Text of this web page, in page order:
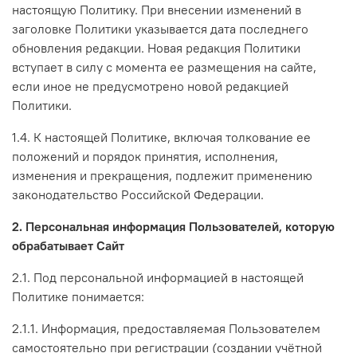
настоящую Политику. При внесении изменений в
заголовке Политики указывается дата последнего
обновления редакции. Новая редакция Политики
вступает в силу с момента ее размещения на сайте,
если иное не предусмотрено новой редакцией
Политики.
1.4. К настоящей Политике, включая толкование ее
положений и порядок принятия, исполнения,
изменения и прекращения, подлежит применению
законодательство Российской Федерации.
2. Персональная информация Пользователей, которую
обрабатывает Сайт
2.1. Под персональной информацией в настоящей
Политике понимается:
2.1.1. Информация, предоставляемая Пользователем
самостоятельно при регистрации (создании учётной